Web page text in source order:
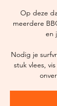
Op deze
meerdere
en
Nodig je
stuk vlees,